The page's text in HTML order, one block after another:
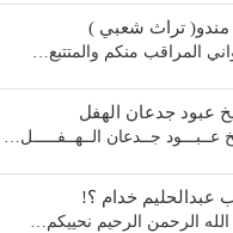
مندو( تراث شعبي )
المراقب منكم والمتتبع…
عبود جدعان الهفل
عــبـــود جــدعان الــهــفـــــل…
عبدالحليم خدام ؟!
الرحمن الرحيم نحييكم…